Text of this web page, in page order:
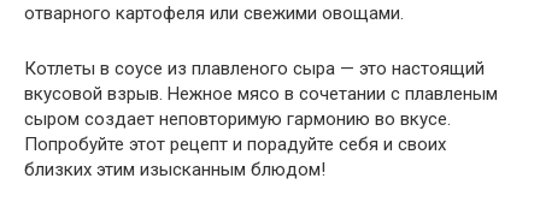
отварного картофеля или свежими овощами.
Котлеты в соусе из плавленого сыра — это настоящий
вкусовой взрыв. Нежное мясо в сочетании с плавленым
сыром создает неповторимую гармонию во вкусе.
Попробуйте этот рецепт и порадуйте себя и своих
близких этим изысканным блюдом!